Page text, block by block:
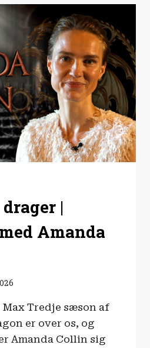
|
Amanda
Tredje sæson af
er over os, og
Amanda Collin sig